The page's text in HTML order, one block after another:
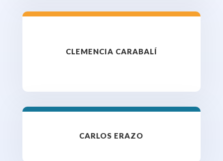
CLEMENCIA CARABALÍ
CARLOS ERAZO